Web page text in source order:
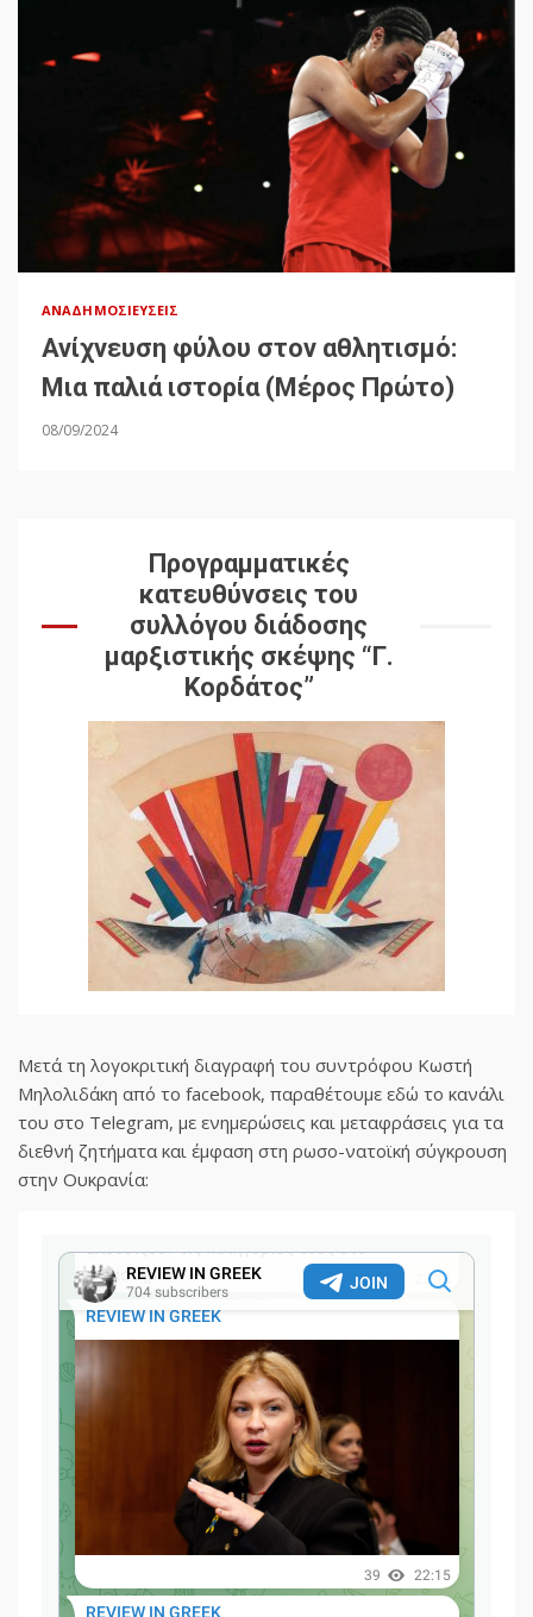
ΑΝΑΔΗΜΟΣΙΕΎΣΕΙΣ
Ανίχνευση φύλου στον αθλητισμό:
Μια παλιά ιστορία (Μέρος Πρώτο)
08/09/2024
Προγραμματικές
κατευθύνσεις του
συλλόγου διάδοσης
μαρξιστικής σκέψης “Γ.
Κορδάτος”
Μετά τη λογοκριτική διαγραφή του συντρόφου Κωστή
Μηλολιδάκη από το facebook, παραθέτουμε εδώ το κανάλι
του στο Telegram, με ενημερώσεις και μεταφράσεις για τα
διεθνή ζητήματα και έμφαση στη ρωσο-νατοϊκή σύγκρουση
στην Ουκρανία: